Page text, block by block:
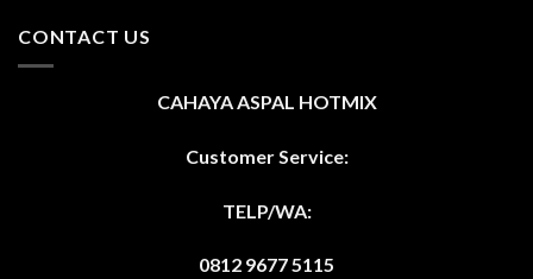
Bergaransi
Kokoh,
Cuaca,
CONTACT US
CAHAYA ASPAL HOTMIX
Customer Service:
TELP/WA:
0812 9677 5115